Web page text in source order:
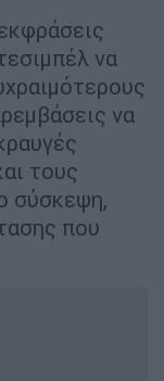
να
να
τους
σύσκεψη,
που